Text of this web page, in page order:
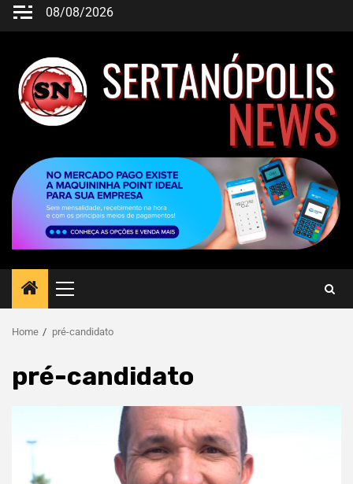
08/08/2026
Home pré-candidato
pré-candidato